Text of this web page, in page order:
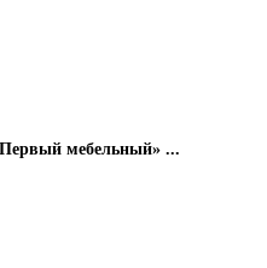
мебельный» ...